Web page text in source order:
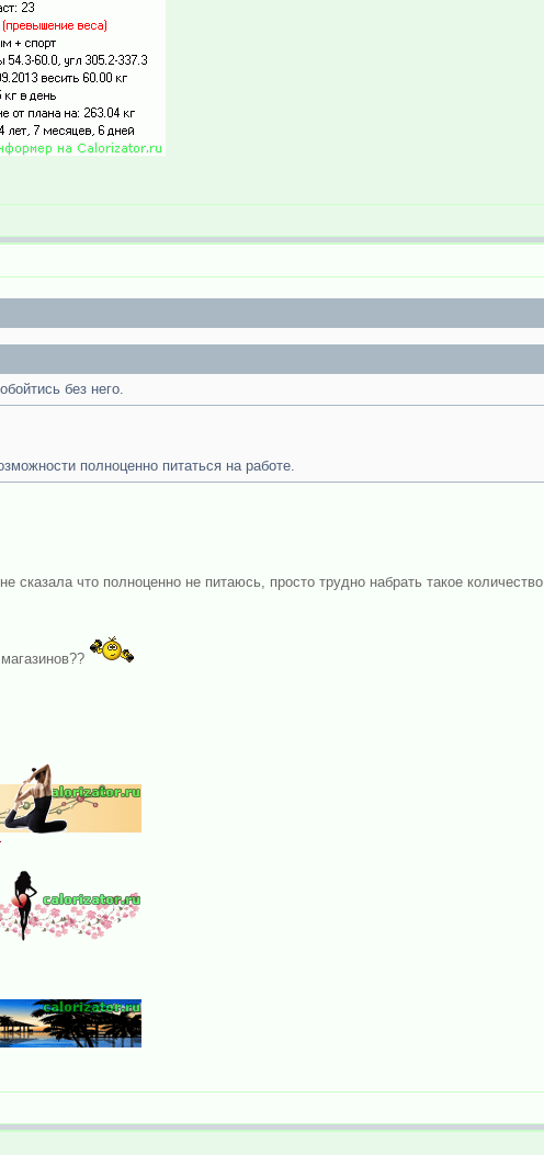
без него.
полноценно питаться на работе.
сказала что полноценно не питаюсь, просто трудно набрать такое